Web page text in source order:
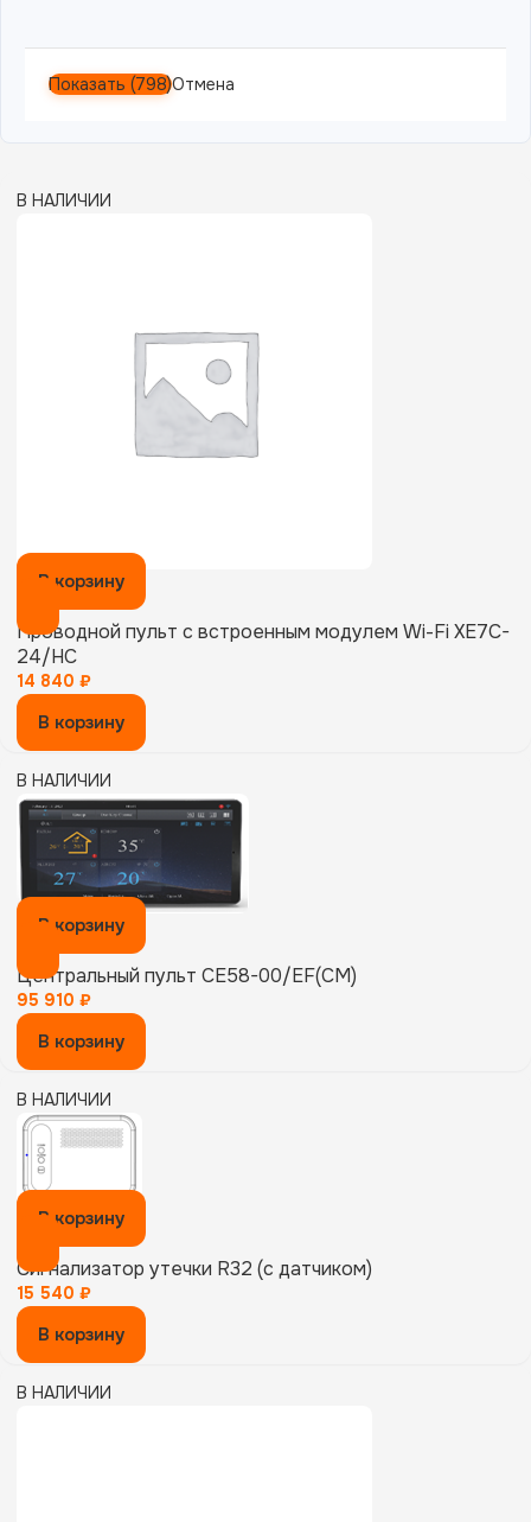
Показать (798)Отмена
В НАЛИЧИИ
В корзину
Проводной пульт с встроенным модулем Wi-Fi XE7C-
24/HC
14 840 ₽
В корзину
В НАЛИЧИИ
В корзину
Центральный пульт CE58-00/EF(CM)
95 910 ₽
В корзину
В НАЛИЧИИ
В корзину
Сигнализатор утечки R32 (с датчиком)
15 540 ₽
В корзину
В НАЛИЧИИ